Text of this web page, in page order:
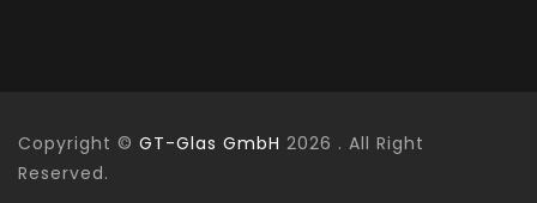
Copyright © GT-Glas GmbH 2026 . All Right
Reserved.